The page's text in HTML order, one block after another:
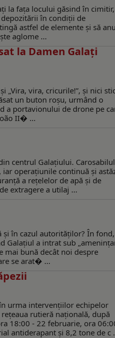
la faţa locului găsind în
în condiții de
astfel de elemente și să
aglome ...
la Damen Galați
„Vira, vira, cricurile!”, și nici
un buton roșu, urmând o
a portavionului de drone pe
II� ...
centrul Galațiului.
operațiunile continuă și
a rețelelor de apă și de
extragere a utilaj ...
şi în cazul autorităţilor? În
Galaţiul a intrat sub
mai bună decât noi despre
se arat� ...
urma intervențiilor echipelor
rutieră națională, după
18:00 - 22 februarie, ora
antiderapant şi 8,2 tone de c